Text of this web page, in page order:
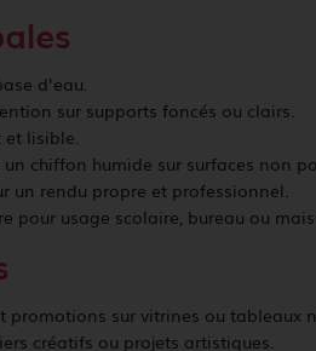
d’eau.
sur supports foncés ou clairs.
et lisible.
chiffon humide sur surfaces non
un rendu propre et professionnel.
pour usage scolaire, bureau ou
promotions sur vitrines ou tableaux
créatifs ou projets artistiques.